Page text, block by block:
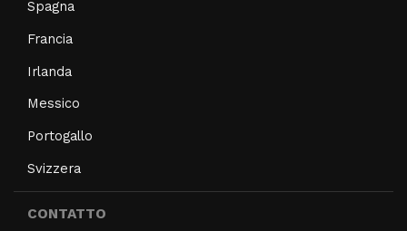
Spagna
Francia
Irlanda
Messico
Portogallo
Svizzera
CONTATTO